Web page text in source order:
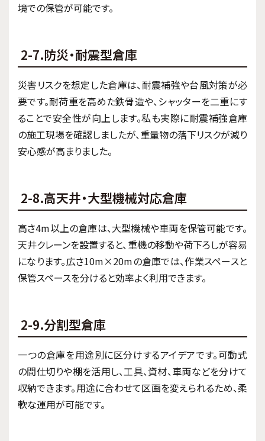
境での保管が可能です。
2-7.防災・耐震型倉庫
災害リスクを想定した倉庫は、耐震補強や台風対策が必
要です。耐荷重を高めた鉄骨造や、シャッターを二重にす
ることで安全性が向上します。私も実際に耐震補強倉庫
の施工現場を確認しましたが、重量物の落下リスクが減り
安心感が高まりました。
2-8.高天井・大型機械対応倉庫
高さ4m以上の倉庫は、大型機械や車両を保管可能です。
天井クレーンを設置すると、重機の移動や荷下ろしが容易
になります。広さ10m×20mの倉庫では、作業スペースと
保管スペースを分けると効率よく利用できます。
2-9.分割型倉庫
一つの倉庫を用途別に区分けするアイデアです。可動式
の間仕切りや棚を活用し、工具、資材、車両などを分けて
収納できます。用途に合わせて区画を変えられるため、柔
軟な運用が可能です。